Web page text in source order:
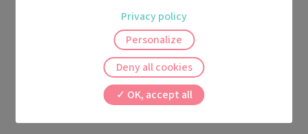
OK, accept all
Deny all cookies
Personalize
Privacy policy